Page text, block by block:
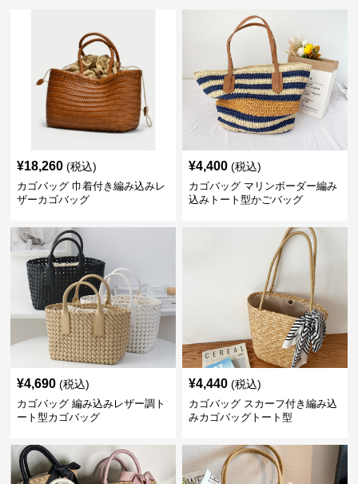
¥18,260 (税込)
カゴバッグ 巾着付き編み込みレ
ザーカゴバッグ
¥4,400 (税込)
カゴバッグ マリンボーダー編み
込みトート型かごバッグ
¥4,690 (税込)
カゴバッグ 編み込みレザー調ト
ート型カゴバッグ
¥4,440 (税込)
カゴバッグ スカーフ付き編み込
みカゴバッグトート型